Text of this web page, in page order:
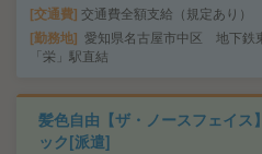
交通費 交通費全額支給（規定あり）
勤務地 愛知県名古屋市中区 地下鉄
「栄」駅直結
髪色自由【ザ・ノースフェイ
ック[派遣]